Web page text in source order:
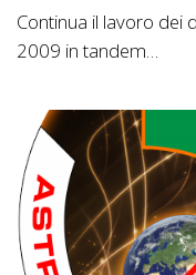
Continua il lavoro dei
2009 in tandem…